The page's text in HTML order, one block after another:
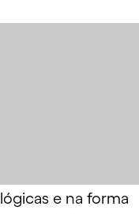
e na forma